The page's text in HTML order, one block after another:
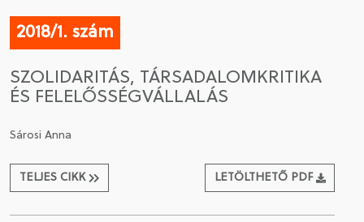
2018/1. szám
SZOLIDARITÁS, TÁRSADALOMKRITIKA
ÉS FELELŐSSÉGVÁLLALÁS
Sárosi Anna
TELJES CIKK LETÖLTHETŐ PDF